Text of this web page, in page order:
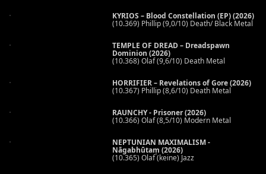
KYRIOS – Blood Constellation (EP) (2026)
(10.369) Phillip (9,0/10) Death/ Black Metal
TEMPLE OF DREAD – Dreadspawn
Dominion (2026)
(10.368) Olaf (9,6/10) Death Metal
HORRIFIER – Revelations of Gore (2026)
(10.367) Phillip (8,6/10) Death Metal
RAUNCHY - Prisoner (2026)
(10.366) Olaf (8,5/10) Modern Metal
NEPTUNIAN MAXIMALISM -
Nāgabhūtaṃ (2026)
(10.365) Olaf (keine) Jazz